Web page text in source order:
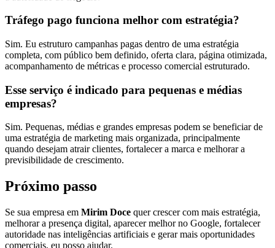
Tráfego pago funciona melhor com estratégia?
Sim. Eu estruturo campanhas pagas dentro de uma estratégia
completa, com público bem definido, oferta clara, página otimizada,
acompanhamento de métricas e processo comercial estruturado.
Esse serviço é indicado para pequenas e médias
empresas?
Sim. Pequenas, médias e grandes empresas podem se beneficiar de
uma estratégia de marketing mais organizada, principalmente
quando desejam atrair clientes, fortalecer a marca e melhorar a
previsibilidade de crescimento.
Próximo passo
Se sua empresa em Mirim Doce quer crescer com mais estratégia,
melhorar a presença digital, aparecer melhor no Google, fortalecer
autoridade nas inteligências artificiais e gerar mais oportunidades
comerciais, eu posso ajudar.